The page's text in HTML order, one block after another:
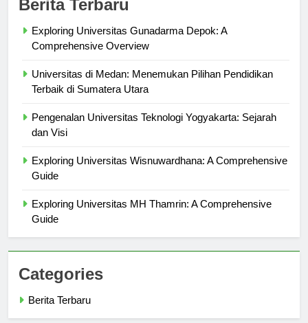
Exploring Universitas Gunadarma Depok: A
Universitas di Medan: Menemukan Pilihan Pendidikan
Pengenalan Universitas Teknologi Yogyakarta: Sejarah
Exploring Universitas Wisnuwardhana: A Comprehensive
Exploring Universitas MH Thamrin: A Comprehensive
Categories